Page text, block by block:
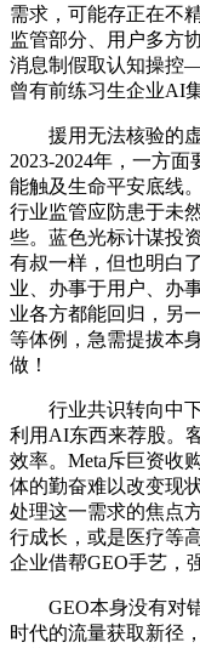
需求，可能存正在不
监管部分、用户多方
消息制假取认知操控
曾有前练习生企业AI
援用无法核验的虚
2023-2024年，一方
能触及生命平安底线
行业监管应防患于未
些。蓝色光标计谋投
有叔一样，但也明白
业、办事于用户、办
业各方都能回归，另
等体例，急需提拔本
做！
行业共识转向中下
利用AI东西来荐股。
效率。Meta斥巨资收
体的勤奋难以改变现
处理这一需求的焦点
行成长，或是医疗等
企业借帮GEO手艺，
GEO本身没有对错
时代的流量获取新径